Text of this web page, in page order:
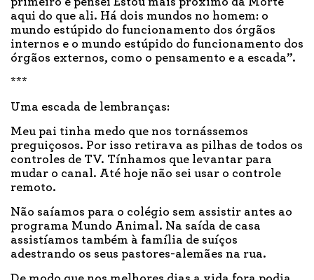
aqui do que ali. Há dois mundos no homem: o
mundo estúpido do funcionamento dos órgãos
internos e o mundo estúpido do funcionamento dos
órgãos externos, como o pensamento e a escada”.
***
Uma escada de lembranças:
Meu pai tinha medo que nos tornássemos
preguiçosos. Por isso retirava as pilhas de todos os
controles de TV. Tínhamos que levantar para
mudar o canal. Até hoje não sei usar o controle
remoto.
Não saíamos para o colégio sem assistir antes ao
programa Mundo Animal. Na saída de casa
assistíamos também à família de suíços
adestrando os seus pastores-alemães na rua.